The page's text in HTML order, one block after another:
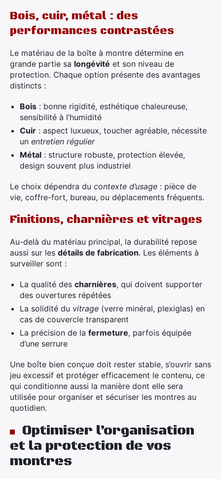
Bois, cuir, métal : des
performances contrastées
Le matériau de la boîte à montre détermine en
grande partie sa longévité et son niveau de
protection. Chaque option présente des avantages
distincts :
Bois : bonne rigidité, esthétique chaleureuse,
sensibilité à l’humidité
Cuir : aspect luxueux, toucher agréable, nécessite
un entretien régulier
Métal : structure robuste, protection élevée,
design souvent plus industriel
Le choix dépendra du contexte d’usage : pièce de
vie, coffre-fort, bureau, ou déplacements fréquents.
Finitions, charnières et vitrages
Au-delà du matériau principal, la durabilité repose
aussi sur les détails de fabrication. Les éléments à
surveiller sont :
La qualité des charnières, qui doivent supporter
des ouvertures répétées
La solidité du vitrage (verre minéral, plexiglas) en
cas de couvercle transparent
La précision de la fermeture, parfois équipée
d’une serrure
Une boîte bien conçue doit rester stable, s’ouvrir sans
jeu excessif et protéger efficacement le contenu, ce
qui conditionne aussi la manière dont elle sera
utilisée pour organiser et sécuriser les montres au
quotidien.
Optimiser l’organisation
et la protection de vos
montres